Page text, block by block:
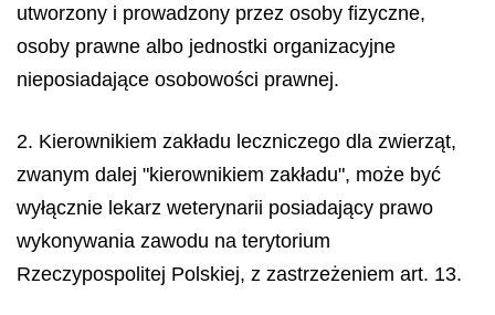
utworzony i prowadzony przez osoby fizyczne,
osoby prawne albo jednostki organizacyjne
nieposiadające osobowości prawnej.
2. Kierownikiem zakładu leczniczego dla zwierząt,
zwanym dalej "kierownikiem zakładu", może być
wyłącznie lekarz weterynarii posiadający prawo
wykonywania zawodu na terytorium
Rzeczypospolitej Polskiej, z zastrzeżeniem art. 13.